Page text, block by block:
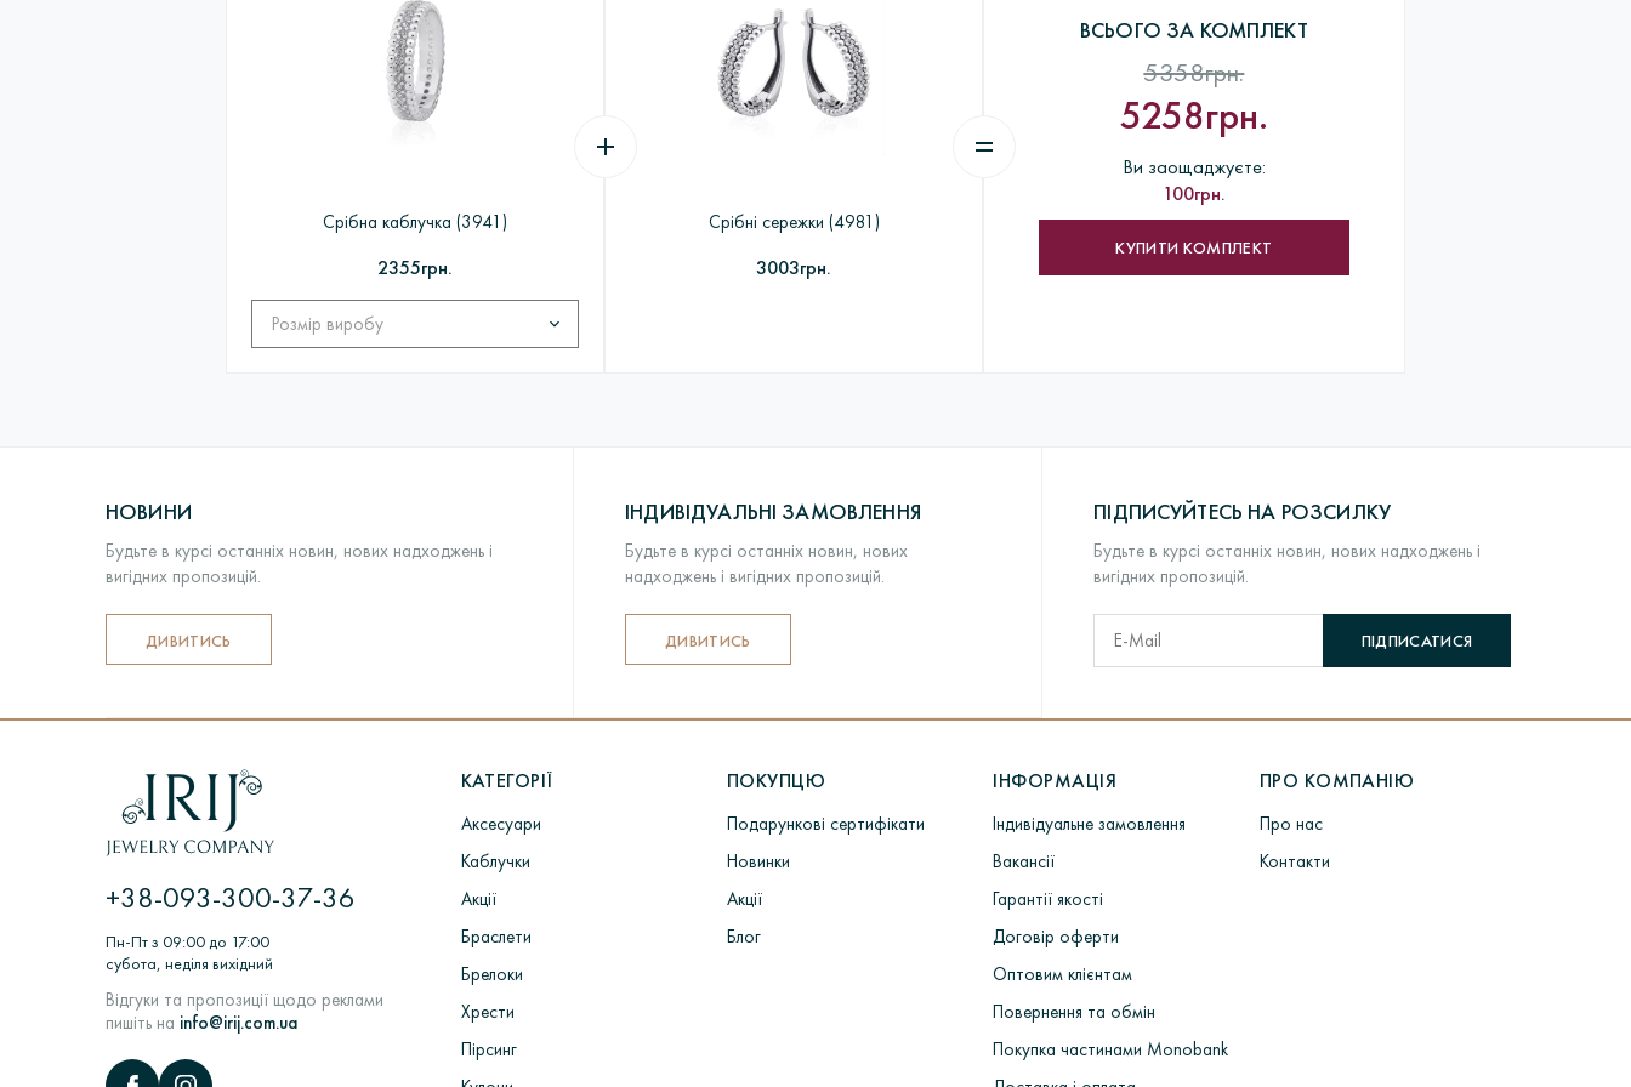
Якщо виробу немає в наявності, то на його виготовлення знадобиться від 7 до 18 днів. Кожен виріб проходить довгий процес виробництва.
ЦИКЛ: Замовлення покупцем> Обробка замовлення> Виготовлення з воску> Шихтовка> Формування та термообробка форм для лиття> Лиття заготовок
ювелірних виробів в ливарних вакуумних машинах> Комплектація, монтаж та декорування ювелірних виробів> Роботи по шліфовці> ВТК> пробірування виробів
в Пробірною палаті> Підбір вставок і закріпка каміння> Полірування і надання глянцю> Упаковка і відправка покупцеві.
Срібна каблучка (3941)
2355грн.
Срібні сережки (4981)
3003грн.
ВСЬОГО ЗА КОМПЛЕКТ
5358грн.
5258грн.
Ви заощаджуєте:
100грн.
КУПИТИ КОМПЛЕКТ
НОВИНИ
Будьте в курсі останніх новин, нових надходжень і
вигідних пропозицій.
ДИВИТИСЬ
ІНДИВІДУАЛЬНІ ЗАМОВЛЕННЯ
Будьте в курсі останніх новин, нових
надходжень і вигідних пропозицій.
ДИВИТИСЬ
ПІДПИСУЙТЕСЬ НА РОЗСИЛКУ
Будьте в курсі останніх новин, нових надходжень і
вигідних пропозицій.
ПІДПИСАТИСЯ
+38-093-300-37-36
Пн-Пт з 09:00 до 17:00
субота, неділя вихідний
Відгуки та пропозиції щодо реклами
пишіть на info@irij.com.ua
КАТЕГОРІЇ
Аксесуари
Каблучки
Акції
Браслети
Брелоки
Хрести
Пірсинг
ПОКУПЦЮ
Подарункові сертифікати
Новинки
Акції
Блог
ІНФОРМАЦІЯ
Індивідуальне замовлення
Вакансії
Гарантії якості
Договір оферти
Оптовим клієнтам
Повернення та обмін
Покупка частинами Monobank
ПРО КОМПАНІЮ
Про нас
Контакти